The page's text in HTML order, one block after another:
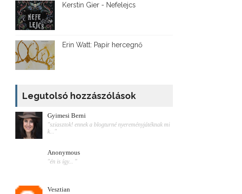
Kerstin Gier - Nefelejcs
Erin Watt: Papír hercegnő
Legutolsó hozzászólások
Gyimesi Berni
"sziasztok! ennek a blogturné nyereményjátéknak mi
k..."
Anonymous
"én is így... "
Vesztian